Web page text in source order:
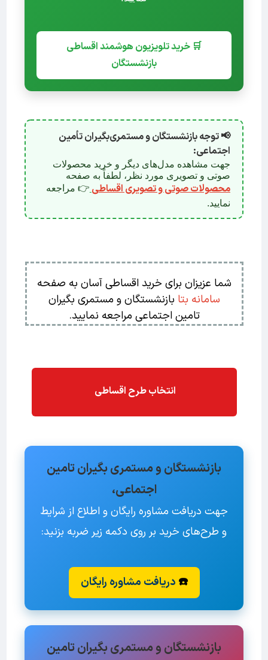
🛒 خرید تلویزیون هوشمند اقساطی
بازنشستگان
📢 توجه بازنشستگان و مستمری‌بگیران تأمین
اجتماعی:
جهت مشاهده مدل‌های دیگر و خرید محصولات
صوتی و تصویری مورد نظر، لطفاً به صفحه
محصولات صوتی و تصویری اقساطی👉 مراجعه
نمایید.
شما عزیزان برای خرید اقساطی آسان به صفحه
سامانه بتابازنشستگان و مستمری بگیران
تامین اجتماعی مراجعه نمایید.
انتخاب طرح اقساطی
بازنشستگان و مستمری بگیران تامین
اجتماعی،
جهت دریافت مشاوره رایگان و اطلاع از شرایط
و طرح‌های خرید بر روی دکمه زیر ضربه بزنید:
☎️دریافت مشاوره رایگان
بازنشستگان و مستمری بگیران تامین